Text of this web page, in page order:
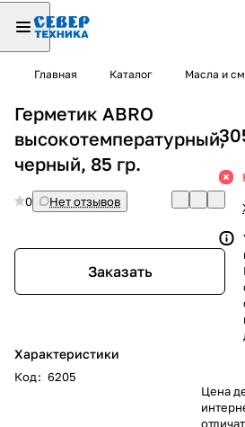
Главная Каталог Масла и
Герметик ABRO
высокотемпературный,
черный, 85 гр.
0 Нет отзывов
Заказать
Характеристики
Код: 6205
Цена